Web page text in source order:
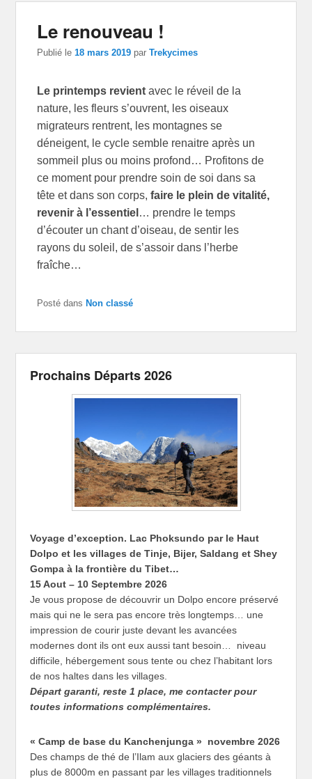
Le renouveau !
Publié le18 mars 2019 parTrekycimes
Le printemps revient avec le réveil de la
nature, les fleurs s’ouvrent, les oiseaux
migrateurs rentrent, les montagnes se
déneigent, le cycle semble renaitre après un
sommeil plus ou moins profond… Profitons de
ce moment pour prendre soin de soi dans sa
tête et dans son corps,faire le plein de vitalité,
revenir à l’essentiel … prendre le temps
d’écouter un chant d’oiseau, de sentir les
rayons du soleil, de s’assoir dans l’herbe
fraîche…
Posté dans Non classé
Prochains Départs 2026
Voyage d’exception. Lac Phoksundo par le Haut
Dolpo et les villages de Tinje, Bijer, Saldang et Shey
Gompa à la frontière du Tibet…
15 Aout – 10 Septembre 2026
Je vous propose de découvrir un Dolpo encore préservé
mais qui ne le sera pas encore très longtemps… une
impression de courir juste devant les avancées
modernes dont ils ont eux aussi tant besoin… niveau
difficile, hébergement sous tente ou chez l’habitant lors
de nos haltes dans les villages.
Départ garanti, reste 1 place,me contacter pour
toutes informations complémentaires.
« Camp de base du Kanchenjunga » novembre 2026
Des champs de thé de l’Ilam aux glaciers des géants à
plus de 8000m en passant par les villages traditionnels